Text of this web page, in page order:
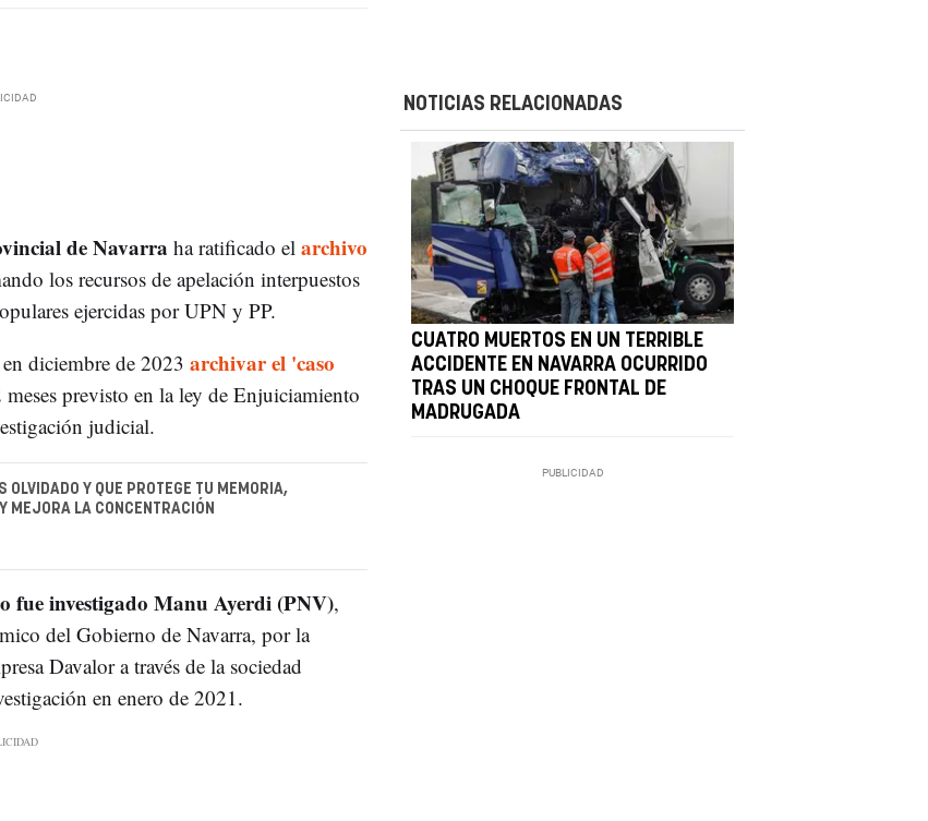
de Navarra ha ratificado el archivo
los recursos de apelación interpuestos
ejercidas por UPN y PP.
diciembre de 2023 archivar el 'caso
previsto en la ley de Enjuiciamiento
judicial.
OLVIDADO Y QUE PROTEGE TU MEMORIA,
MEJORA LA CONCENTRACIÓN
fue investigado Manu Ayerdi (PNV),
del Gobierno de Navarra, por la
Davalor a través de la sociedad
en enero de 2021.
NOTICIAS RELACIONADAS
CUATRO MUERTOS EN UN TERRIBLE
ACCIDENTE EN NAVARRA OCURRIDO
TRAS UN CHOQUE FRONTAL DE
MADRUGADA